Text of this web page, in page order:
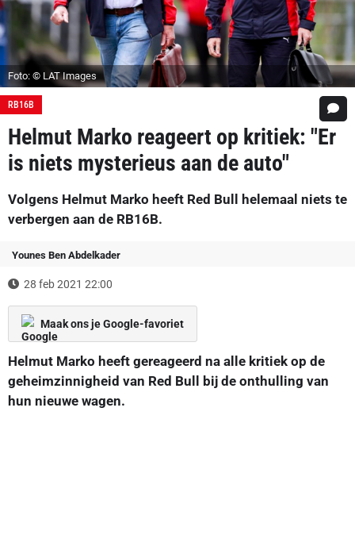
Foto: © LAT Images
RB16B
Helmut Marko reageert op kritiek: "Er
is niets mysterieus aan de auto"
Volgens Helmut Marko heeft Red Bull helemaal niets te
verbergen aan de RB16B.
Younes Ben Abdelkader
28 feb 2021 22:00
Maak ons je Google-favoriet
Helmut Marko heeft gereageerd na alle kritiek op de
geheimzinnigheid van Red Bull bij de onthulling van
hun nieuwe wagen.